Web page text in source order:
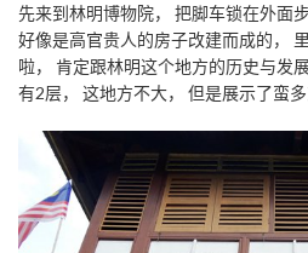
先来到林明博物院， 把脚车锁在外面
好像是高官贵人的房子改建而成的，
啦， 肯定跟林明这个地方的历史与发
有2层， 这地方不大， 但是展示了蛮多